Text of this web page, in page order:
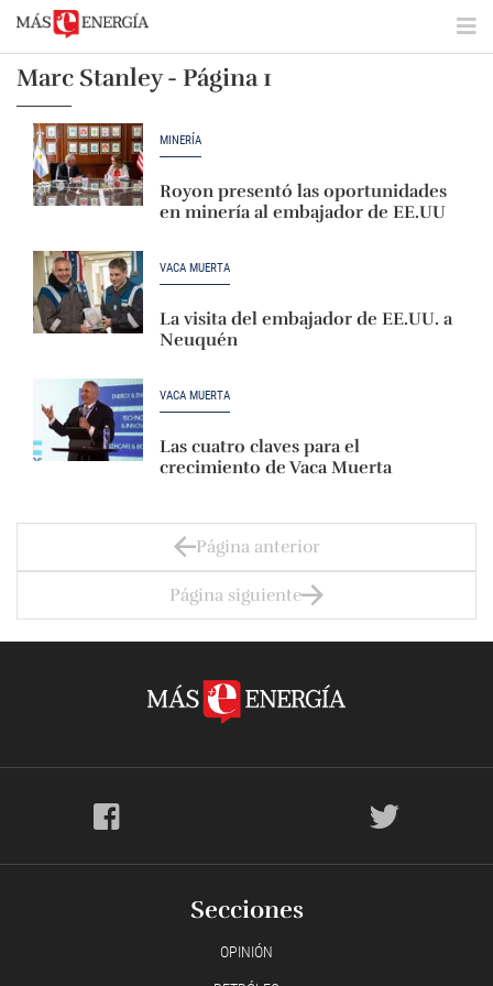
Marc Stanley - Página 1
MINERÍA
Royon presentó las oportunidades
en minería al embajador de EE.UU
VACA MUERTA
La visita del embajador de EE.UU. a
Neuquén
VACA MUERTA
Las cuatro claves para el
crecimiento de Vaca Muerta
Página anterior
Página siguiente
Secciones
OPINIÓN